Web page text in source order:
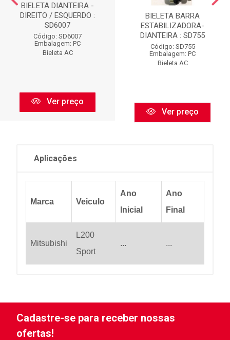
BIELETA DIANTEIRA -
DIREITO / ESQUERDO :
SD6007
Código: SD6007
Embalagem: PC
Bieleta AC
Ver preço
BIELETA BARRA
ESTABILIZADORA-
DIANTEIRA : SD755
Código: SD755
Embalagem: PC
Bieleta AC
Ver preço
Aplicações
Marca Veiculo
Ano
Inicial
Ano
Final
Mitsubishi
L200
Sport
... ...
Cadastre-se para receber nossas
ofertas!